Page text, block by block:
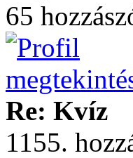
65
Re: Kvíz
1155.